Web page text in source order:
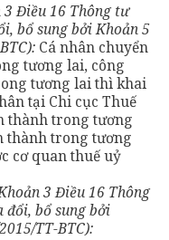
Điều 16 Thông tư
bổ sung bởi Khoản 5
Cá nhân chuyển
tương lai, công
tương lai thì khai
tại Chi cục Thuế
thành trong tương
thành trong tương
cơ quan thuế uỷ
3 Điều 16 Thông
đổi, bổ sung bởi
TT-BTC):